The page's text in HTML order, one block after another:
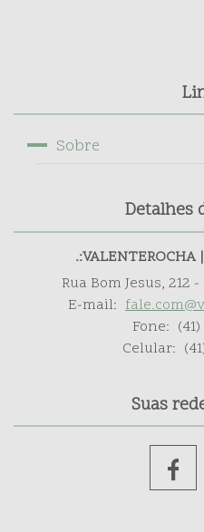
Sobre
Detalhes
.:VALENTEROCHA
Rua Bom Jesus, 212
E-mail:
Fone:
Celular:
Suas